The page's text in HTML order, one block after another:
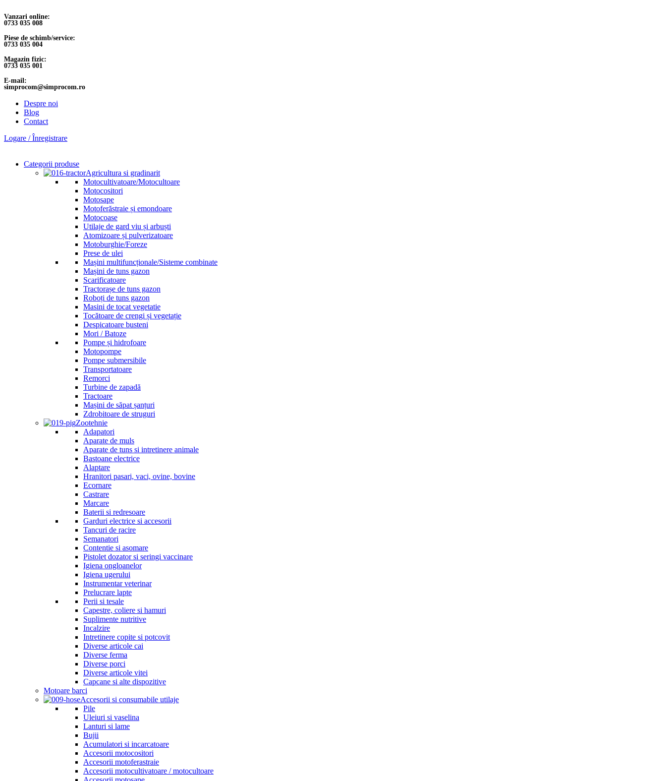
Vanzari online:
0733 035 008
Piese de schimb/service:
0733 035 004
Magazin fizic:
0733 035 001
E-mail:
simprocom@simprocom.ro
Despre noi
Blog
Contact
Logare / Înregistrare
Categorii produse
Agricultura si gradinarit
Motocultivatoare/Motocultoare
Motocositori
Motosape
Motoferăstraie și emondoare
Motocoase
Utilaje de gard viu și arbuști
Atomizoare și pulverizatoare
Motoburghie/Foreze
Prese de ulei
Mașini multifuncționale/Sisteme combinate
Mașini de tuns gazon
Scarificatoare
Tractorașe de tuns gazon
Roboți de tuns gazon
Masini de tocat vegetatie
Tocătoare de crengi și vegetație
Despicatoare busteni
Mori / Batoze
Pompe și hidrofoare
Motopompe
Pompe submersibile
Transportatoare
Remorci
Turbine de zapadă
Tractoare
Mașini de săpat șanțuri
Zdrobitoare de struguri
Zootehnie
Adapatori
Aparate de muls
Aparate de tuns si intretinere animale
Bastoane electrice
Alaptare
Hranitori pasari, vaci, ovine, bovine
Ecornare
Castrare
Marcare
Baterii si redresoare
Garduri electrice si accesorii
Tancuri de racire
Semanatori
Contentie si asomare
Pistolet dozator si seringi vaccinare
Igiena ongloanelor
Igiena ugerului
Instrumentar veterinar
Prelucrare lapte
Perii si tesale
Capestre, coliere si hamuri
Suplimente nutritive
Incalzire
Intretinere copite si potcovit
Diverse articole cai
Diverse ferma
Diverse porci
Diverse articole vitei
Capcane si alte dispozitive
Motoare barci
Accesorii si consumabile utilaje
Pile
Uleiuri si vaselina
Lanturi si lame
Bujii
Acumulatori si incarcatoare
Accesorii motocositori
Accesorii motoferastraie
Accesorii motocultivatoare / motocultoare